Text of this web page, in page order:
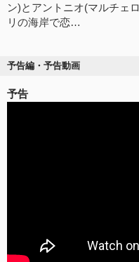
ン)とアントニオ(マルチェ
リの海岸で恋…
予告編・予告動画
予告